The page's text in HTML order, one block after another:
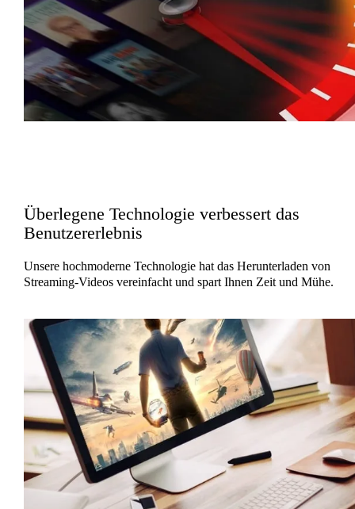
Überlegene Technologie verbessert das
Benutzererlebnis
Unsere hochmoderne Technologie hat das Herunterladen von
Streaming-Videos vereinfacht und spart Ihnen Zeit und Mühe.